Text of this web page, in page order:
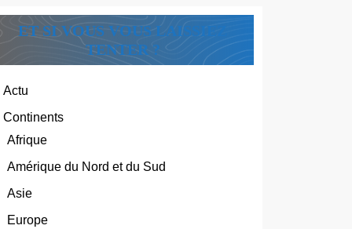
ET SI VOUS VOUS LAISSIEZ
TENTER ?
Actu
Continents
Afrique
Amérique du Nord et du Sud
Asie
Europe